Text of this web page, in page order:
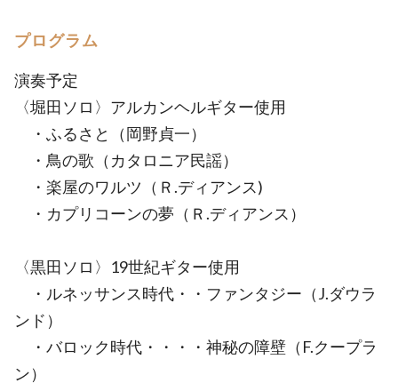
プログラム
演奏予定
〈堀田ソロ〉アルカンヘルギター使用
・ふるさと（岡野貞一）
・鳥の歌（カタロニア民謡）
・楽屋のワルツ（Ｒ.ディアンス)
・カプリコーンの夢（Ｒ.ディアンス）
〈黒田ソロ〉19世紀ギター使用
・ルネッサンス時代・・ファンタジー（J.ダウラ
ンド）
・バロック時代・・・・神秘の障壁（F.クープラ
ン）